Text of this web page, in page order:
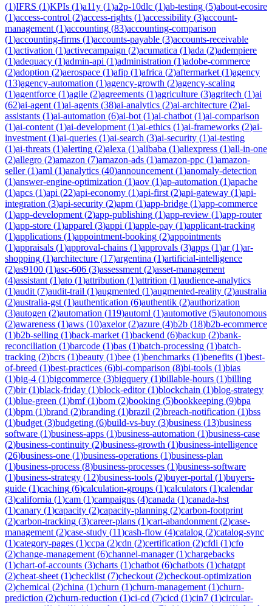
(1)IFRS (1)KPIs (1)a11y (1)a2p-10dlc (1)ab-testing (5)about-ecosire
(1)access-control (2)access-rights (1)accessibility (3)account-
management (1)accounting (83)accounting-comparison
(1)accounting-firms (1)accounts-payable (3)accounts-receivable
(1)activation (1)activecampaign (2)acumatica (1)ada (2)adempiere
(1)adequacy (1)admin-api (1)administration (1)adobe-commerce
(2)adoption (2)aerospace (1)afip (1)africa (2)aftermarket (1)agency
(13)agency-automation (1)agency-growth (2)agency-scaling
(1)agentforce (1)agile (2)agreements (1)agriculture (3)agritech (1)ai
(62)ai-agent (1)ai-agents (38)ai-analytics (2)ai-architecture (2)ai-
assistants (1)ai-automation (6)ai-bot (1)ai-chatbot (1)ai-comparison
(1)ai-content (1)ai-development (1)ai-ethics (1)ai-frameworks (2)ai-
investment (1)ai-queries (1)ai-search (3)ai-security (1)ai-testing
(1)ai-threats (1)alerting (2)alexa (1)alibaba (1)aliexpress (1)all-in-one
(2)allegro (2)amazon (7)amazon-ads (1)amazon-ppc (1)amazon-
seller(1)aml (1)analytics (40)announcement (1)anomaly-detection
(1)answer-engine-optimization (1)aov (1)ap-automation (1)apache
(1)apcs (1)api (22)api-economy (1)api-first (2)api-gateway (1)api-
integration (3)api-security (2)apm (1)app-bridge (1)app-commerce
(1)app-development (2)app-publishing (1)app-review (1)app-router
(1)app-store (1)apparel (3)appi (1)apple-pay (1)applicant-tracking
(1)applications (1)appointment-booking (2)appointments
(1)appraisals (1)approval-chains (1)approvals (3)apps (1)ar(1)ar-
shopping (1)architecture (17)argentina (1)artificial-intelligence
(2)as9100 (1)asc-606 (3)assessment (2)asset-management
(4)assistant (1)ato (1)attribution (1)attrition (1)audience-analytics
(1)audit (7)audit-trail (1)augmented (1)augmented-reality (2)australia
(2)australia-gst (1)authentication (6)authentik (2)authorization
(3)autogen (2)automation (119)automl (1)automotive (5)autonomous
(2)awareness (1)aws (10)axelor(2)azure (4)b2b (18)b2b-ecommerce
(1)b2b-selling (1)back-market (1)backend (6)backup (2)bank-
reconciliation (1)barcode (1)bas (1)batch-processing (1)batch-
tracking (2)bcrs (1)beauty (1)bee (1)benchmarks (1)benefits (1)best-
of-breed (1)best-practices (6)bi-comparison (8)bi-tools (1)bias
(1)big-4 (1)bigcommerce (3)bigquery (1)billable-hours (1)billing
(7)bir(1)black-friday (1)block-editor(1)blockchain (1)blog-strategy
(1)blue-green (1)bmf(1)bom (2)booking (5)bookkeeping (9)bpa
(1)bpm (1)brand (2)branding (1)brazil (2)breach-notification (1)bss
(1)budget (3)budgeting (6)build-vs-buy (3)business (13)business
software (1)business-apps (1)business-automation (1)business-case
(2)business-continuity (2)business-growth (1)business-intelligence
(26)business-one (1)business-operations (1)business-plan
(1)business-process (8)business-processes (1)business-software
(1)business-strategy (12)business-tools (2)buyer-portal (1)buyers-
guide (1)caching (6)calculation-groups (1)calculators (1)calendar
(3)california (1)cam (1)campaigns (4)canada (1)canada-hst
(1)canary (1)capacity (2)capacity-planning (2)carbon-footprint
(2)carbon-tracking (3)career-plans (1)cart-abandonment (2)case-
management (2)case-study (11)cash-flow (4)catalog (2)catalog-sync
(1)category-pages (1)ccpa (2)cdn (2)certification (2)cfdi (1)cfo
(2)change-management (6)channel-manager(1)chargebacks
(1)chart-of-accounts (3)charts (1)chatbot (6)chatbots (1)chatgpt
(2)cheat-sheet (1)checklist (7)checkout (2)checkout-optimization
(2)chemical (2)china (1)churn (1)churn-management (1)churn-
prediction (2)churn-reduction (1)ci-cd (7)cicd (1)cin7 (1)circular-